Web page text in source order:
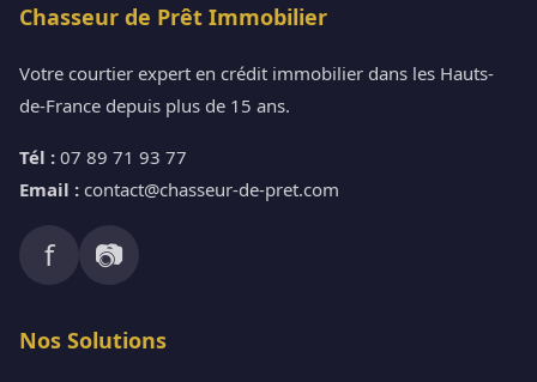
Chasseur de Prêt Immobilier
Votre courtier expert en crédit immobilier dans les Hauts-
de-France depuis plus de 15 ans.
Tél : 07 89 71 93 77
Email : contact@chasseur-de-pret.com
f 📷
Nos Solutions